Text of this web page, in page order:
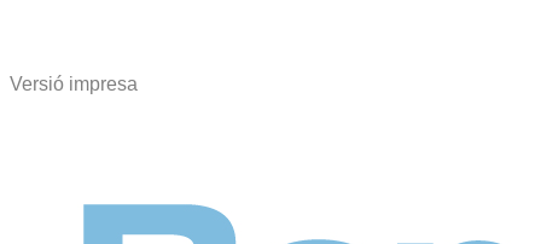
Versió impresa